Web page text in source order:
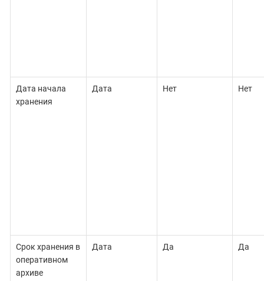
Дата начала
хранения
Дата Нет Нет
Срок хранения в
оперативном
архиве
Дата Да Да